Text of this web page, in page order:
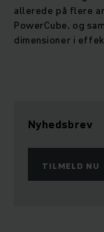
allerede på flere
PowerCube, og
dimensioner i
Nyhedsbrev
TILMELD NU